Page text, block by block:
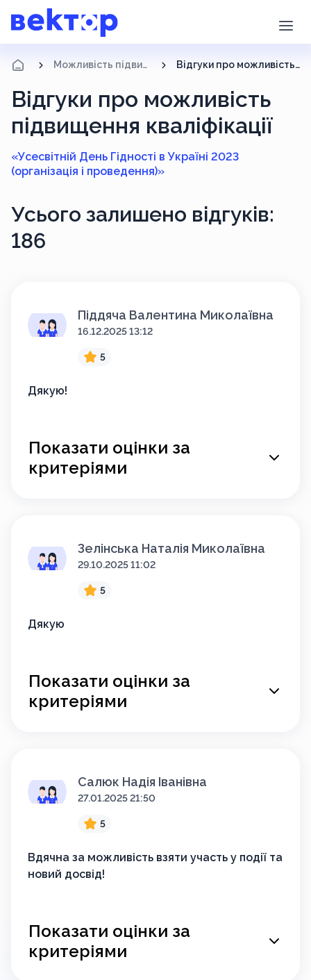
Можливість підвищення кваліфікації Відгуки про можливість підвищення кваліфікації
Відгуки про можливість
підвищення кваліфікації
«Усесвітній День Гідності в Україні 2023
(організація і проведення)»
Усього залишено відгуків:
186
Піддяча Валентина Миколаївна
16.12.2025 13:12
5
Дякую!
Показати оцінки за
критеріями
Зелінська Наталія Миколаївна
29.10.2025 11:02
5
Дякую
Показати оцінки за
критеріями
Салюк Надія Іванівна
27.01.2025 21:50
5
Вдячна за можливість взяти участь у події та
новий досвід!
Показати оцінки за
критеріями